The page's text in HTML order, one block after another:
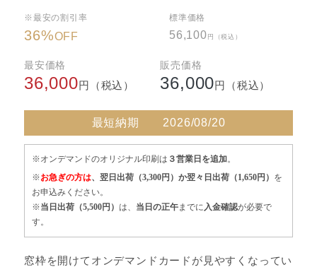
※最安の割引率
36%OFF
標準価格
56,100 円（税込）
最安価格
36,000円（税込）
販売価格
36,000円（税込）
最短納期 2026/08/20
※オンデマンドのオリジナル印刷は ３営業日を追加。
※お急ぎの方は、翌日出荷（3,300円）か翌々日出荷（1,650円） を
お申込みください。
※当日出荷（5,500円）は、 当日の正午までに入金確認が必要で
す。
窓枠を開けてオンデマンドカードが見やすくなってい